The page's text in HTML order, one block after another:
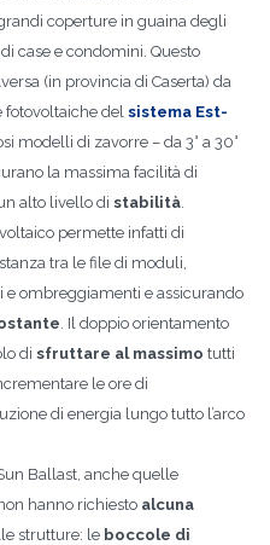
coperture in guaina degli
case e condomini. Questo
(in provincia di Caserta) da
fotovoltaiche del sistema Est-
modelli di zavorre – da 3° a 30°
la massima facilità di
alto livello di stabilità.
permette infatti di
tra le file di moduli,
e ombreggiamenti e assicurando
. Il doppio orientamento
di sfruttare al massimo tutti
le ore di
di energia lungo tutto l’arco
Ballast, anche quelle
hanno richiesto alcuna
strutture: le boccole di